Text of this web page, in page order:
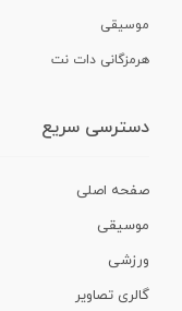
موسیقی
هرمزگانی دات نت
دسترسی سریع
صفحه اصلی
موسیقی
ورزشی
گالری تصاویر